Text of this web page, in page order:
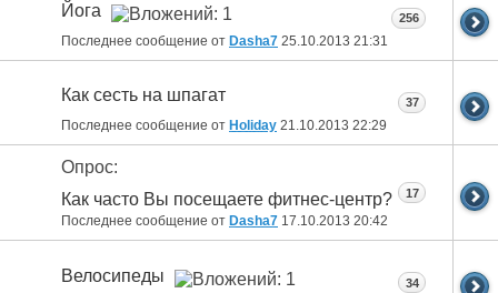
Йога
Последнее сообщение от Dasha7 25.10.2013 21:31
256
Как сесть на шпагат
Последнее сообщение от Holiday 21.10.2013 22:29
37
Опрос:
Как часто Вы посещаете фитнес-центр?
Последнее сообщение от Dasha7 17.10.2013 20:42
17
Велосипеды 34